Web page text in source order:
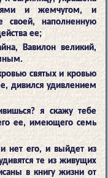
и жемчугом, и
своей, наполненную
ее;
Вавилон великий,
святых и кровью
дивился удивлением
я скажу тебе
ее, имеющего семь
нет его, и выйдет из
те из живущих
в книгу жизни от